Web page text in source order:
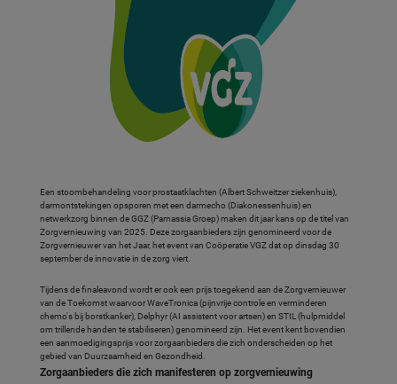
Een stoombehandeling voor prostaatklachten (Albert Schweitzer ziekenhuis),
darmontstekingen opsporen met een darmecho (Diakonessenhuis) en
netwerkzorg binnen de GGZ (Parnassia Groep) maken dit jaar kans op de titel van
Zorgvernieuwing van 2025. Deze zorgaanbieders zijn genomineerd voor de
Zorgvernieuwer van het Jaar, het event van Coöperatie VGZ dat op dinsdag 30
september de innovatie in de zorg viert.
Tijdens de finaleavond wordt er ook een prijs toegekend aan de Zorgvernieuwer
van de Toekomst waarvoor WaveTronica (pijnvrije controle en verminderen
chemo's bij borstkanker), Delphyr (AI assistent voor artsen) en STIL (hulpmiddel
om trillende handen te stabiliseren) genomineerd zijn. Het event kent bovendien
een aanmoedigingsprijs voor zorgaanbieders die zich onderscheiden op het
gebied van Duurzaamheid en Gezondheid.
Zorgaanbieders die zich manifesteren op zorgvernieuwing